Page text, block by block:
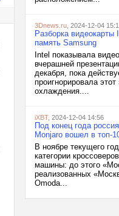
3Dnews.ru , 2024-12-04
Разборка
память Samsung
Intel показывала
вчерашней
декабря, пока
проигнорировала
охлаждения....
iXBT, 2024-12-04 14:56
Под конец года
Monjaro вошел в топ-
В ноябре текущего
категории
машины: до этого
реализованных
Omoda...